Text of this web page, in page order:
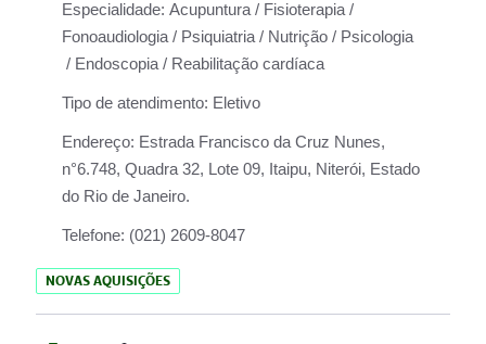
Especialidade: Acupuntura / Fisioterapia /
Fonoaudiologia / Psiquiatria / Nutrição / Psicologia
/ Endoscopia / Reabilitação cardíaca
Tipo de atendimento: Eletivo
Endereço: Estrada Francisco da Cruz Nunes,
n°6.748, Quadra 32, Lote 09, Itaipu, Niterói, Estado
do Rio de Janeiro.
Telefone: (021) 2609-8047
NOVAS AQUISIÇÕES